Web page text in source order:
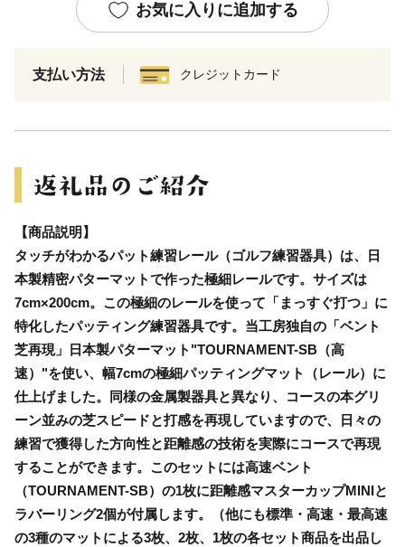
お気に入りに追加する
支払い方法 クレジットカード
【商品説明】
タッチがわかるパット練習レール（ゴルフ練習器具）は、日
本製精密パターマットで作った極細レールです。サイズは
7cm×200cm。この極細のレールを使って「まっすぐ打つ」に
特化したパッティング練習器具です。当工房独自の「ベント
芝再現」日本製パターマット"TOURNAMENT-SB（高
速）"を使い、幅7cmの極細パッティングマット（レール）に
仕上げました。同様の金属製器具と異なり、コースの本グリ
ーン並みの芝スピードと打感を再現していますので、日々の
練習で獲得した方向性と距離感の技術を実際にコースで再現
することができます。このセットには高速ベント
（TOURNAMENT-SB）の1枚に距離感マスターカップMINIと
ラバーリング2個が付属します。（他にも標準・高速・最高速
の3種のマットによる3枚、2枚、1枚の各セット商品を出品し